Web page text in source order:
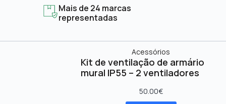
Mais de 24 marcas
representadas
Acessórios
Kit de ventilação de armário
mural IP55 – 2 ventiladores
50.00€